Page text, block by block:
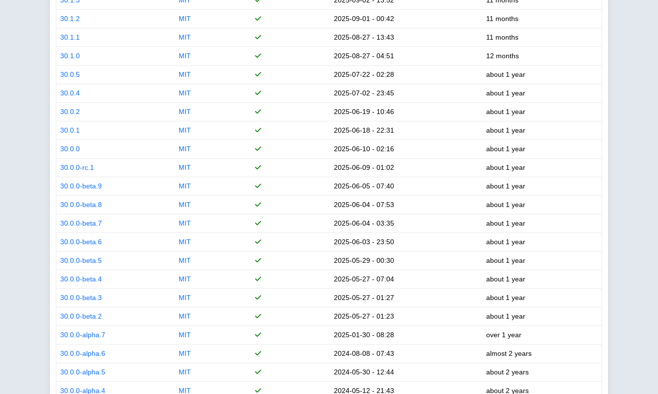
30.1.2 MIT 2025-09-01 - 00:42 11 months
30.1.1 MIT 2025-08-27 - 13:43 11 months
30.1.0 MIT 2025-08-27 - 04:51 12 months
30.0.5 MIT 2025-07-22 - 02:28 about 1 year
30.0.4 MIT 2025-07-02 - 23:45 about 1 year
30.0.2 MIT 2025-06-19 - 10:46 about 1 year
30.0.1 MIT 2025-06-18 - 22:31 about 1 year
30.0.0 MIT 2025-06-10 - 02:16 about 1 year
30.0.0-rc.1 MIT 2025-06-09 - 01:02 about 1 year
30.0.0-beta.9 MIT 2025-06-05 - 07:40 about 1 year
30.0.0-beta.8 MIT 2025-06-04 - 07:53 about 1 year
30.0.0-beta.7 MIT 2025-06-04 - 03:35 about 1 year
30.0.0-beta.6 MIT 2025-06-03 - 23:50 about 1 year
30.0.0-beta.5 MIT 2025-05-29 - 00:30 about 1 year
30.0.0-beta.4 MIT 2025-05-27 - 07:04 about 1 year
30.0.0-beta.3 MIT 2025-05-27 - 01:27 about 1 year
30.0.0-beta.2 MIT 2025-05-27 - 01:23 about 1 year
30.0.0-alpha.7 MIT 2025-01-30 - 08:28 over 1 year
30.0.0-alpha.6 MIT 2024-08-08 - 07:43 almost 2 years
30.0.0-alpha.5 MIT 2024-05-30 - 12:44 about 2 years
30.0.0-alpha.4 MIT 2024-05-12 - 21:43 about 2 years